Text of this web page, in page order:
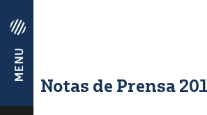
Notas de Prensa